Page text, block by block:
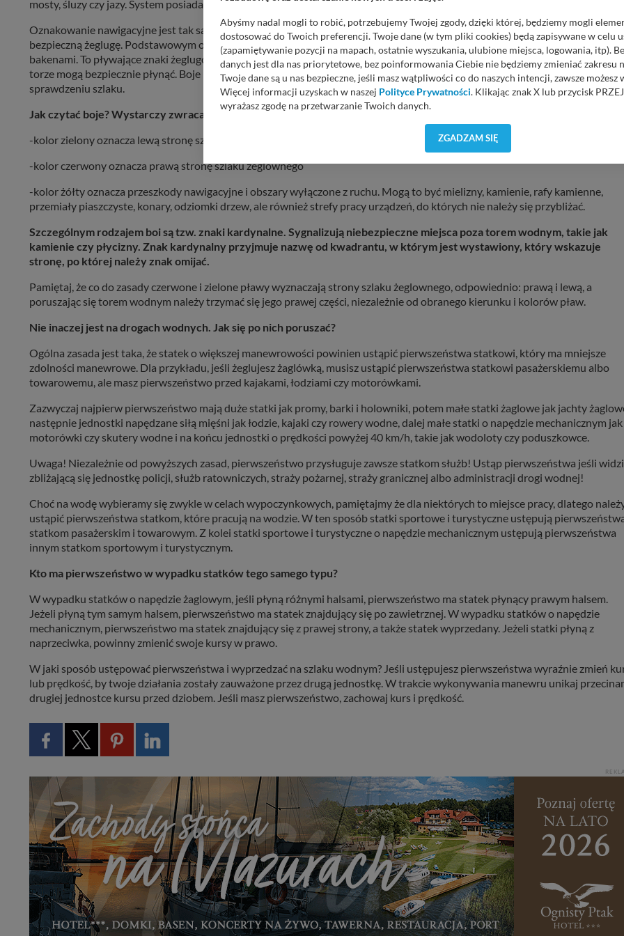
mosty, śluzy czy jazy. System posiada też wiele innych funkcjonalności, dlatego warto z niego skorzystać.
Oznakowanie nawigacyjne jest tak samo potrzebne wodniakom, jak znaki drogowe kierowcom. Bez nich trudno wyobrazić
bezpieczną żeglugę. Podstawowym oznakowaniem na śródlądowych drogach wodnych są boje, zwane też pławami lub
bakenami. To pływające znaki żeglugowe, które wyznaczają szerokość szlaku wodnego. Dzięki temu wodniacy wiedzą, po jakim
torze mogą bezpiecznie płynąć. Boje rozstawiane są co roku na okres sezonu żeglugowego, po uprzednim dokładnym
sprawdzeniu szlaku.
Jak czytać boje? Wystarczy zwracać uwagę na ich kolory i zapamiętać co znaczą. Są ich trzy:
-kolor zielony oznacza lewą stronę szlaku żeglownego
-kolor czerwony oznacza prawą stronę szlaku żeglownego
-kolor żółty oznacza przeszkody nawigacyjne i obszary wyłączone z ruchu. Mogą to być mielizny, kamienie, rafy kamienne,
przemiały piaszczyste, konary, odziomki drzew, ale również strefy pracy urządzeń, do których nie należy się przybliżać.
Szczególnym rodzajem boi są tzw. znaki kardynalne. Sygnalizują niebezpieczne miejsca poza torem wodnym, takie jak
kamienie czy płycizny. Znak kardynalny przyjmuje nazwę od kwadrantu, w którym jest wystawiony, który wskazuje
stronę, po której należy znak omijać.
Pamiętaj, że co do zasady czerwone i zielone pławy wyznaczają strony szlaku żeglownego, odpowiednio: prawą i lewą, a
poruszając się torem wodnym należy trzymać się jego prawej części, niezależnie od obranego kierunku i kolorów pław.
Nie inaczej jest na drogach wodnych. Jak się po nich poruszać?
Ogólna zasada jest taka, że statek o większej manewrowości powinien ustąpić pierwszeństwa statkowi, który ma mniejsze
zdolności manewrowe. Dla przykładu, jeśli żeglujesz żaglówką, musisz ustąpić pierwszeństwa statkowi pasażerskiemu albo
towarowemu, ale masz pierwszeństwo przed kajakami, łodziami czy motorówkami.
Zazwyczaj najpierw pierwszeństwo mają duże statki jak promy, barki i holowniki, potem małe statki żaglowe jak jachty
następnie jednostki napędzane siłą mięśni jak łodzie, kajaki czy rowery wodne, dalej małe statki o napędzie mechanicznym jak
motorówki czy skutery wodne i na końcu jednostki o prędkości powyżej 40 km/h, takie jak wodoloty czy poduszkowce.
Uwaga! Niezależnie od powyższych zasad, pierwszeństwo przysługuje zawsze statkom służb! Ustąp pierwszeństwa jeśli
zbliżającą się jednostkę policji, służb ratowniczych, straży pożarnej, straży granicznej albo administracji drogi wodnej!
Choć na wodę wybieramy się zwykle w celach wypoczynkowych, pamiętajmy że dla niektórych to miejsce pracy, dlatego
ustąpić pierwszeństwa statkom, które pracują na wodzie. W ten sposób statki sportowe i turystyczne ustępują
statkom pasażerskim i towarowym. Z kolei statki sportowe i turystyczne o napędzie mechanicznym ustępują pierwszeństwa
innym statkom sportowym i turystycznym.
Kto ma pierwszeństwo w wypadku statków tego samego typu?
W wypadku statków o napędzie żaglowym, jeśli płyną różnymi halsami, pierwszeństwo ma statek płynący prawym halsem.
Jeżeli płyną tym samym halsem, pierwszeństwo ma statek znajdujący się po zawietrznej. W wypadku statków o napędzie
mechanicznym, pierwszeństwo ma statek znajdujący się z prawej strony, a także statek wyprzedany. Jeżeli statki płyną z
naprzeciwka, powinny zmienić swoje kursy w prawo.
W jaki sposób ustępować pierwszeństwa i wyprzedzać na szlaku wodnym? Jeśli ustępujesz pierwszeństwa wyraźnie zmień
lub prędkość, by twoje działania zostały zauważone przez drugą jednostkę. W trakcie wykonywania manewru unikaj
drugiej jednostce kursu przed dziobem. Jeśli masz pierwszeństwo, zachowaj kurs i prędkość.
Abyśmy nadal mogli to robić, potrzebujemy Twojej zgody, dzięki której, będziemy mogli
dostosować do Twoich preferencji. Twoje dane (w tym pliki cookies) będą zapisywane w celu
(zapamiętywanie pozycji na mapach, ostatnie wyszukania, ulubione miejsca, logowania, itp).
danych jest dla nas priorytetowe, bez poinformowania Ciebie nie będziemy zmieniać zakresu
Twoje dane są u nas bezpieczne, jeśli masz wątpliwości co do naszych intencji, zawsze możesz
Więcej informacji uzyskach w naszej Polityce Prywatności. Klikając znak X lub przycisk
wyrażasz zgodę na przetwarzanie Twoich danych.
Wyjątkiem jest sytuacja, gdy przekazanie Twoich danych jest elementem usługi (przekazanie
zasadach i funkcjonalności serwisu w
Administratorem Twoich danych jest: Agencja Reklamowa Kreacja Monika Borkowska, z
11-500 Giżycko. Możesz z nami skontaktować się za pośrednictwem tejstrony.
W każdej chwili możesz: zażądać dostępu do swoich danych, zażądać ich poprawienia lub
przetwarzania. Pamiętaj jednak, że nie zawsze jest możliwe techniczne zrealizowanie Twoich
informacji zawartych w plikach cookies. Twoja przeglądarka umożliwia Ci skasowanie tych
Dziękujemy, i życzmy miłego odkrywania Mazur na nowo...
ZGADZAM SIĘ